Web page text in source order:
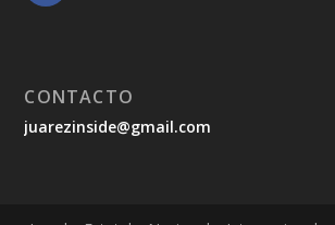
CONTACTO
juarezinside@gmail.com